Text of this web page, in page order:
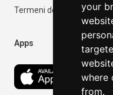
your
where
from.
Termeni de utilizare
Apps